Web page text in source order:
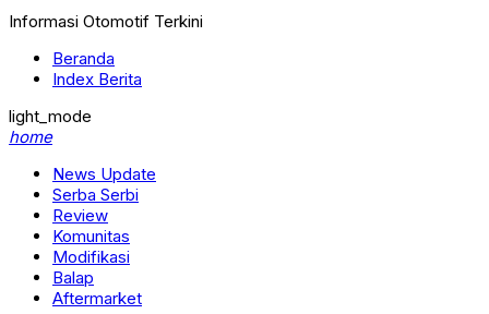
Informasi Otomotif Terkini
Beranda
Index Berita
light_mode
home
News Update
Serba Serbi
Review
Komunitas
Modifikasi
Balap
Aftermarket